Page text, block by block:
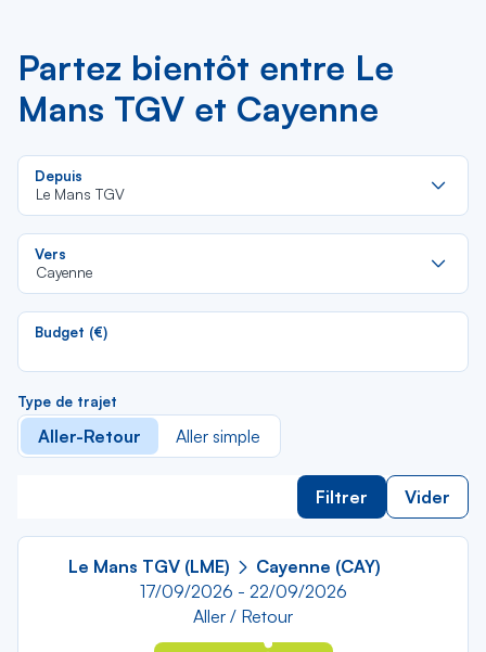
Partez bientôt entre Le
Mans TGV et Cayenne
Depuis
Le Mans TGV
Vers
Cayenne
Budget (€)
Type de trajet
Aller-Retour Aller simple
Filtrer Vider
Le Mans TGV (LME)
Cayenne (CAY)
17/09/2026 - 22/09/2026
Aller / Retour